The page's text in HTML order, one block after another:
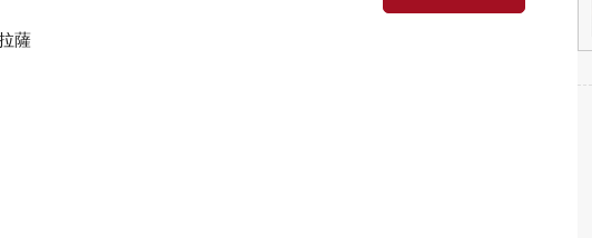
薩